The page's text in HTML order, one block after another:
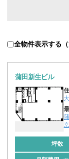
全物件表示する（
蒲田新生ビル
坪数